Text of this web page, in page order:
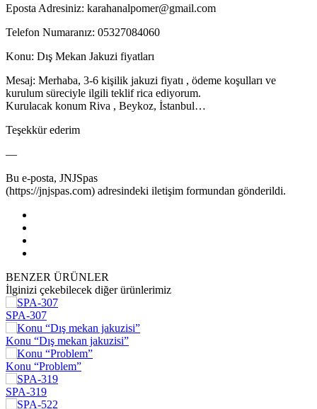
Eposta Adresiniz: karahanalpomer@gmail.com
Telefon Numaranız: 05327084060
Konu: Dış Mekan Jakuzi fiyatları
Mesaj: Merhaba, 3-6 kişilik jakuzi fiyatı , ödeme koşulları ve
kurulum süreciyle ilgili teklif rica ediyorum.
Kurulacak konum Riva , Beykoz, İstanbul…
Teşekkür ederim
—
Bu e-posta, JNJSpas
(https://jnjspas.com) adresindeki iletişim formundan gönderildi.
BENZER ÜRÜNLER
İlginizi çekebilecek diğer ürünlerimiz
SPA-307
Konu “Dış mekan jakuzisi”
Konu “Problem”
SPA-319